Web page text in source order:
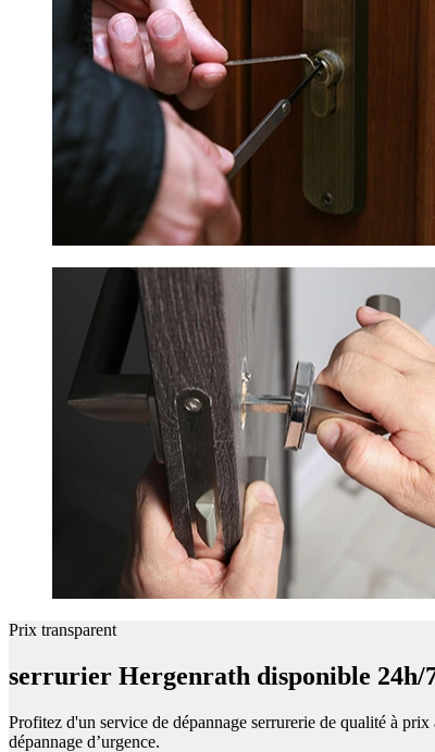
Prix transparent
serrurier Hergenrath disponible 24h/
Profitez d'un service de dépannage serrurerie de qualité à
dépannage d’urgence.